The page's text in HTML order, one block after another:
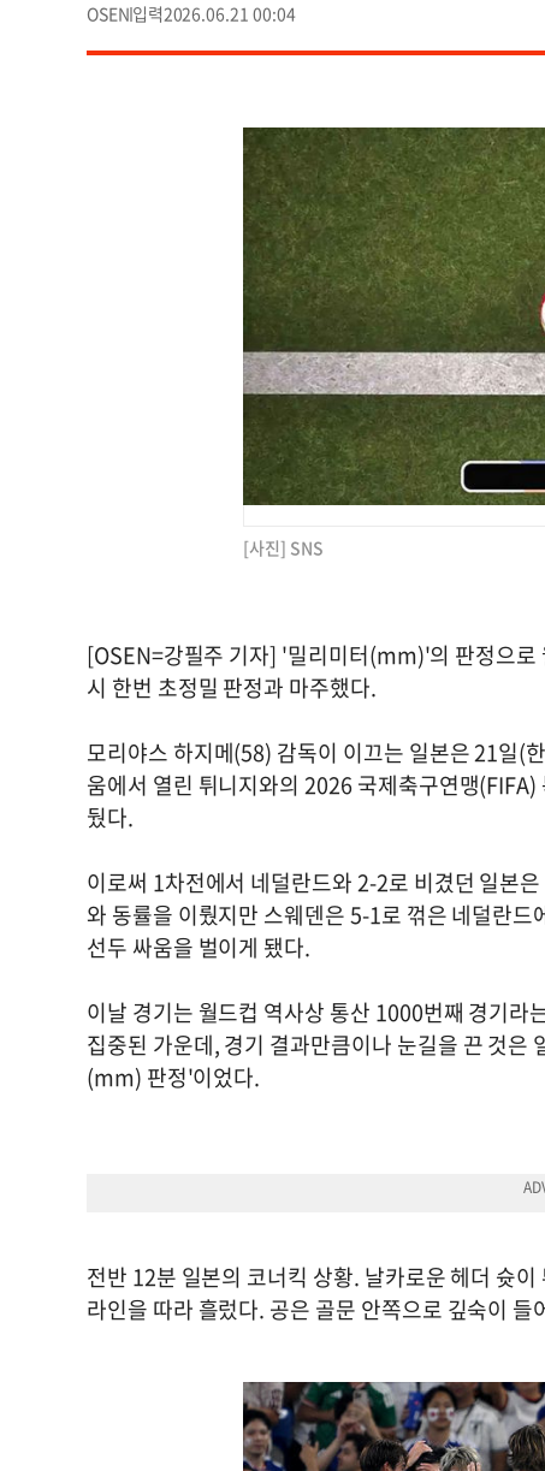
OSEN 2026.06.21 00:04
[사진] SNS
[OSEN=강필주 기자] '밀리미터(mm)'의 판정으로
시 한번 초정밀 판정과 마주했다.
모리야스 하지메(58) 감독이 이끄는 일본은 21일(
움에서 열린 튀니지와의 2026 국제축구연맹
뒀다.
이로써 1차전에서 네덜란드와 2-2로 비겼던 일본
와 동률을 이뤘지만 스웨덴은 5-1로 꺾은 네덜란
선두 싸움을 벌이게 됐다.
이날 경기는 월드컵 역사상 통산 1000번째 경기라
집중된 가운데, 경기 결과만큼이나 눈길을 끈 것
(mm) 판정'이었다.
전반 12분 일본의 코너킥 상황. 날카로운 헤더 슛
라인을 따라 흘렀다. 공은 골문 안쪽으로 깊숙이